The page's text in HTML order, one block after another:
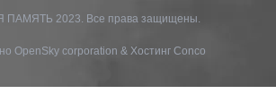
ПАМЯТЬ 2023. Все права защищены.
OpenSky corporation & Хостинг Conco